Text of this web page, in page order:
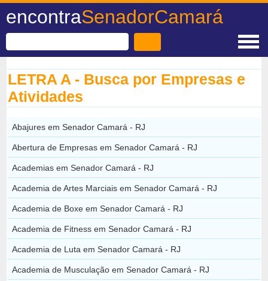
encontraSenadorCamará
LETRA A - Busca por Empresas e
Atividades
Abajures em Senador Camará - RJ
Abertura de Empresas em Senador Camará - RJ
Academias em Senador Camará - RJ
Academia de Artes Marciais em Senador Camará - RJ
Academia de Boxe em Senador Camará - RJ
Academia de Fitness em Senador Camará - RJ
Academia de Luta em Senador Camará - RJ
Academia de Musculação em Senador Camará - RJ